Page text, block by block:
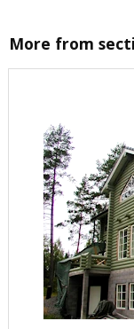
More from